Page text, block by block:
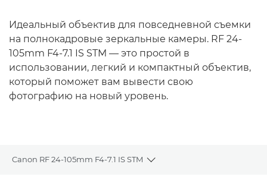
Идеальный объектив для повседневной съемки
на полнокадровые зеркальные камеры. RF 24-
105mm F4-7.1 IS STM — это простой в
использовании, легкий и компактный объектив,
который поможет вам вывести свою
фотографию на новый уровень.
Canon RF 24-105mm F4-7.1 IS STM
Toggle breadcrumbs